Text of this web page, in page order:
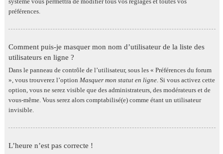
préférences.
Comment puis-je masquer mon nom d’utilisateur de la liste des
utilisateurs en ligne ?
Dans le panneau de contrôle de l’utilisateur, sous les « Préférences du forum
», vous trouverez l’option Masquer mon statut en ligne. Si vous activez cette
option, vous ne serez visible que des administrateurs, des modérateurs et de
vous-même. Vous serez alors comptabilisé(e) comme étant un utilisateur
invisible.
L’heure n’est pas correcte !